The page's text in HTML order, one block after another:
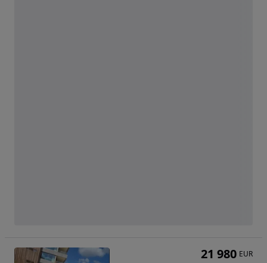
21 980 EUR